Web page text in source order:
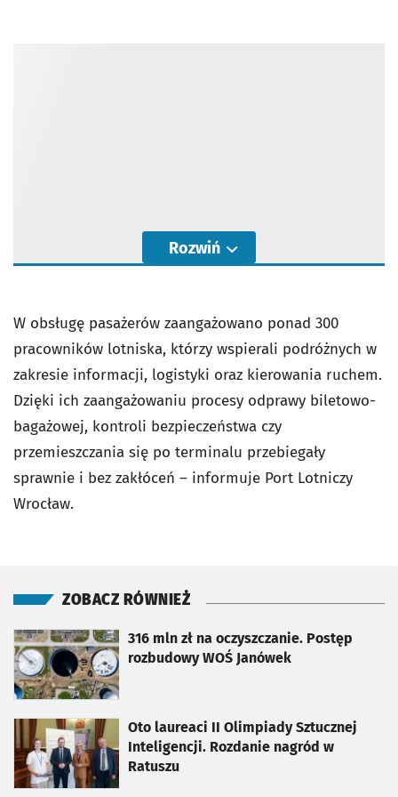
Rozwiń
W obsługę pasażerów zaangażowano ponad 300
pracowników lotniska, którzy wspierali podróżnych w
zakresie informacji, logistyki oraz kierowania ruchem.
Dzięki ich zaangażowaniu procesy odprawy biletowo-
bagażowej, kontroli bezpieczeństwa czy
przemieszczania się po terminalu przebiegały
sprawnie i bez zakłóceń – informuje Port Lotniczy
Wrocław.
ZOBACZ RÓWNIEŻ
316 mln zł na oczyszczanie. Postęp
rozbudowy WOŚ Janówek
otworzy się w nowej karcie
Oto laureaci II Olimpiady Sztucznej
Inteligencji. Rozdanie nagród w
Ratuszu
otworzy się w nowej karcie